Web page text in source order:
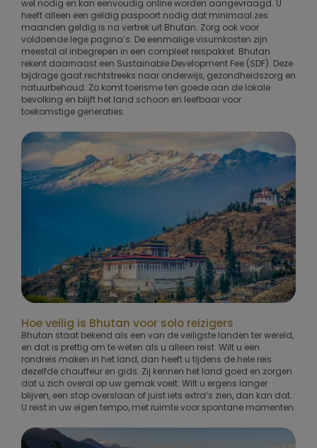
wel nodig en kan eenvoudig online worden aangevraagd. U
heeft alleen een geldig paspoort nodig dat minimaal zes
maanden geldig is na vertrek uit Bhutan. Zorg ook voor
voldoende lege pagina’s. De eenmalige visumkosten zijn
meestal al inbegrepen in een compleet reispakket. Bhutan
rekent daarnaast een Sustainable Development Fee (SDF). Deze
bijdrage gaat rechtstreeks naar onderwijs, gezondheidszorg en
natuurbehoud. Zo komt toerisme ten goede aan de lokale
bevolking en blijft het land schoon en leefbaar voor
toekomstige generaties.
Hoe veilig is Bhutan voor solo reizigers
Bhutan staat bekend als een van de veiligste landen ter wereld,
en dat is prettig om te weten als u alleen reist. Wilt u een
rondreis maken in het land, dan heeft u tijdens de hele reis
dezelfde chauffeur en gids. Zij kennen het land goed en zorgen
dat u zich overal op uw gemak voelt. Wilt u ergens langer
blijven, een stop overslaan of juist iets extra’s zien, dan kan dat.
U reist in uw eigen tempo, met ruimte voor spontane momenten.